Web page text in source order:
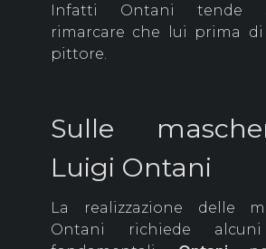
Infatti Ontani tende
rimarcare che lui prima
pittore.
Sulle
Luigi Ontani
La realizzazione delle
Ontani richiede alcuni